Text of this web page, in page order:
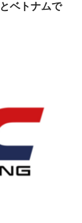
ベトナムで